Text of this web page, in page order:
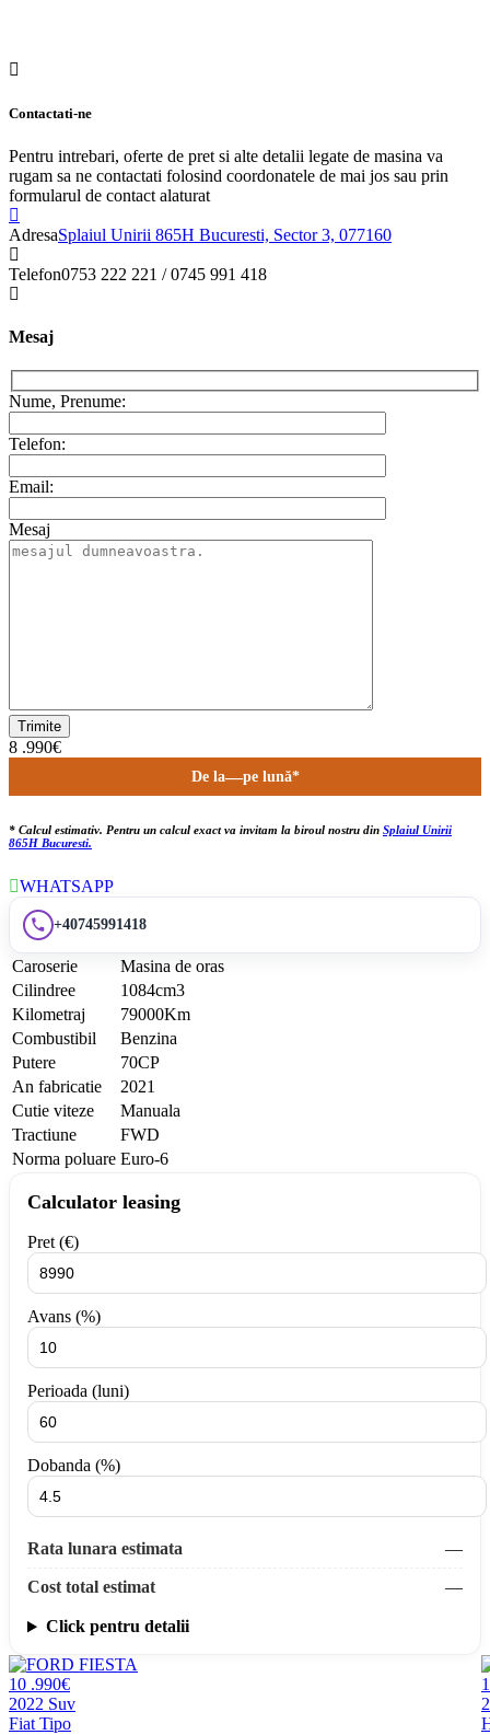
Contactati-ne
Pentru intrebari, oferte de pret si alte detalii legate de masina va
rugam sa ne contactati folosind coordonatele de mai jos sau prin
formularul de contact alaturat
AdresaSplaiul Unirii 865H Bucuresti, Sector 3, 077160
Telefon0753 222 221 / 0745 991 418
Mesaj
Nume, Prenume:
Telefon:
Email:
Mesaj
8 .990€
De la—pe lună*
* Calcul estimativ. Pentru un calcul exact va invitam la biroul nostru din Splaiul Unirii
865H Bucuresti.
WHATSAPP
+40745991418
Caroserie
Masina de oras
Cilindree
1084cm3
Kilometraj
79000Km
Combustibil
Benzina
Putere
70CP
An fabricatie
2021
Cutie viteze
Manuala
Tractiune
FWD
Norma poluare Euro-6
Calculator leasing
Pret (€)
Avans (%)
Perioada (luni)
Dobanda (%)
Rata lunara estimata —
Cost total estimat —
Click pentru detalii
10 .990€
2022 Suv
Fiat Tipo